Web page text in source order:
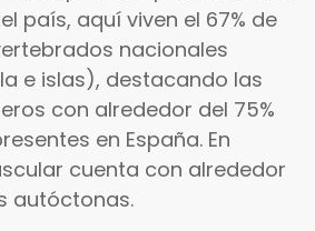
país, aquí viven el 67% de
nacionales
e islas), destacando las
con alrededor del 75%
en España. En
cuenta con alrededor
autóctonas.